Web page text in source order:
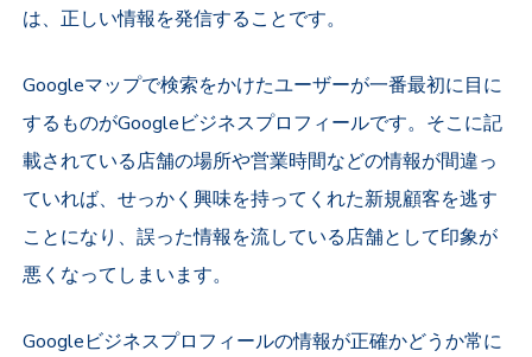
は、正しい情報を発信することです。
Googleマップで検索をかけたユーザーが一番最初に目に
するものがGoogleビジネスプロフィールです。そこに記
載されている店舗の場所や営業時間などの情報が間違っ
ていれば、せっかく興味を持ってくれた新規顧客を逃す
ことになり、誤った情報を流している店舗として印象が
悪くなってしまいます。
Googleビジネスプロフィールの情報が正確かどうか常に